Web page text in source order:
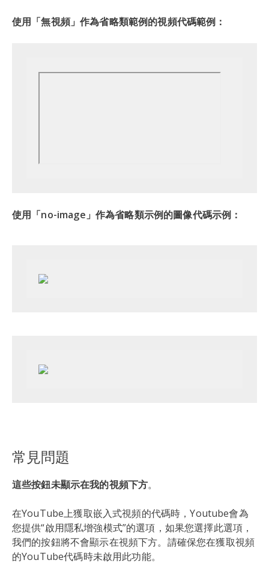
使用「無視頻」作為省略類範例的視頻代碼範例：
使用「no-image」作為省略類示例的圖像代碼示例：
常見問題
這些按鈕未顯示在我的視頻下方。
在YouTube上獲取嵌入式視頻的代碼時，Youtube會為
您提供“啟用隱私增強模式”的選項，如果您選擇此選項，
我們的按鈕將不會顯示在視頻下方。請確保您在獲取視頻
的YouTube代碼時未啟用此功能。